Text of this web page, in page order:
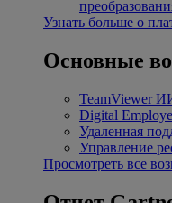
Узнать больше о
Основные
TeamViewer
Digital
Удаленная
Управление
Просмотреть все